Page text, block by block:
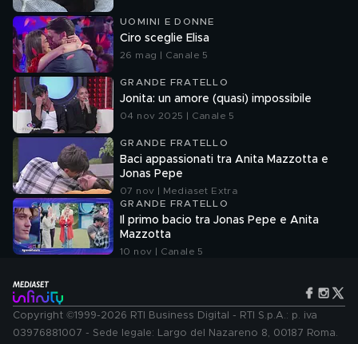
UOMINI E DONNE
Ciro sceglie Elisa
26 mag | Canale 5
GRANDE FRATELLO
Jonita: un amore (quasi) impossibile
04 nov 2025 | Canale 5
GRANDE FRATELLO
Baci appassionati tra Anita Mazzotta e
Jonas Pepe
07 nov | Mediaset Extra
GRANDE FRATELLO
Il primo bacio tra Jonas Pepe e Anita
Mazzotta
10 nov | Canale 5
Copyright ©1999-2026 RTI Business Digital - RTI S.p.A.: p. iva
03976881007 - Sede legale: Largo del Nazareno 8, 00187 Roma.